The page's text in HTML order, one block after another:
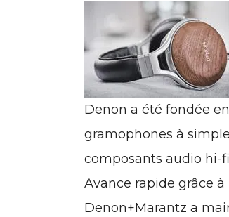
Denon a été fondée
gramophones à
composants audio hi-
Avance rapide grâce
Denon+Marantz a